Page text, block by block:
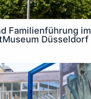
Familienführung im
Düsseldorf